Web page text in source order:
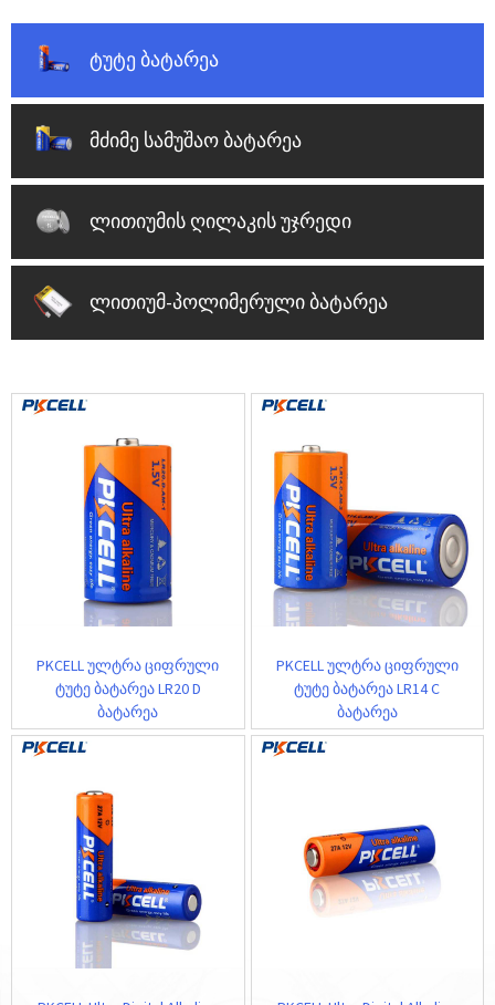
ტუტე ბატარეა
მძიმე სამუშაო ბატარეა
ლითიუმის ღილაკის უჯრედი
ლითიუმ-პოლიმერული ბატარეა
PKCELL ულტრა ციფრული
ტუტე ბატარეა LR20 D
ბატარეა
PKCELL ულტრა ციფრული
ტუტე ბატარეა LR14 C
ბატარეა